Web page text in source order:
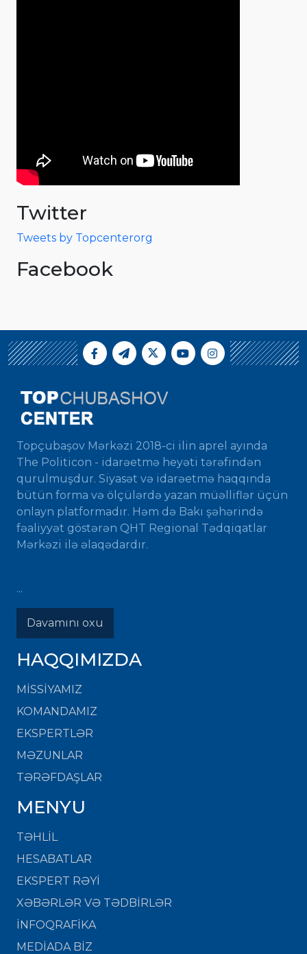
Twitter
Tweets by Topcenterorg
Facebook
Topçubaşov Mərkəzi 2018-ci ilin aprel ayında
The Politicon - idarəetmə heyəti tərəfindən
qurulmuşdur. Siyasət və idarəetmə haqqında
bütün forma və ölçülərdə yazan müəlliflər üçün
onlayn platformadır. Həm də Bakı şəhərində
fəaliyyət göstərən QHT Regional Tədqiqatlar
Mərkəzi ilə əlaqədardır.
...
Davamını oxu
HAQQIMIZDA
MISSIYAMIZ
KOMANDAMIZ
EKSPERTLƏR
MƏZUNLAR
TƏRƏFDAŞLAR
MENYU
TƏHLİL
HESABATLAR
EKSPERT RƏYİ
XƏBƏRLƏR VƏ TƏDBİRLƏR
İNFOQRAFİKA
MEDİADA BİZ